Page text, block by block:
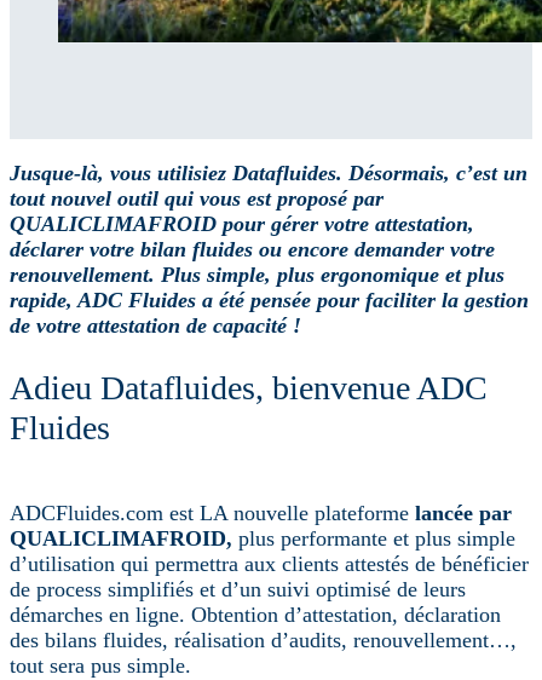
Jusque-là, vous utilisiez Datafluides. Désormais, c’est un
tout nouvel outil qui vous est proposé par
QUALICLIMAFROID pour gérer votre attestation,
déclarer votre bilan fluides ou encore demander votre
renouvellement. Plus simple, plus ergonomique et plus
rapide, ADC Fluides a été pensée pour faciliter la gestion
de votre attestation de capacité !
Adieu Datafluides, bienvenue ADC
Fluides
ADCFluides.com est LA nouvelle plateforme lancée par
QUALICLIMAFROID, plus performante et plus simple
d’utilisation qui permettra aux clients attestés de bénéficier
de process simplifiés et d’un suivi optimisé de leurs
démarches en ligne. Obtention d’attestation, déclaration
des bilans fluides, réalisation d’audits, renouvellement…,
tout sera pus simple.